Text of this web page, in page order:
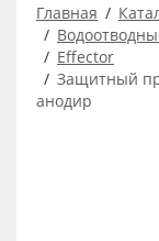
Главная
Effector
Защитный
анодир